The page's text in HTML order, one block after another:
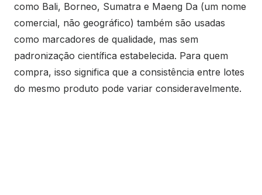
como Bali, Borneo, Sumatra e Maeng Da (um nome
comercial, não geográfico) também são usadas
como marcadores de qualidade, mas sem
padronização científica estabelecida. Para quem
compra, isso significa que a consistência entre lotes
do mesmo produto pode variar consideravelmente.